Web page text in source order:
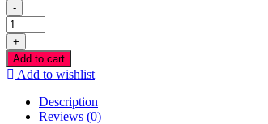
-
Xerox
Phaser
6121MFP
Magenta
Toner
Compativel
quantity
+
Add to cart
Add to wishlist
Description
Reviews (0)